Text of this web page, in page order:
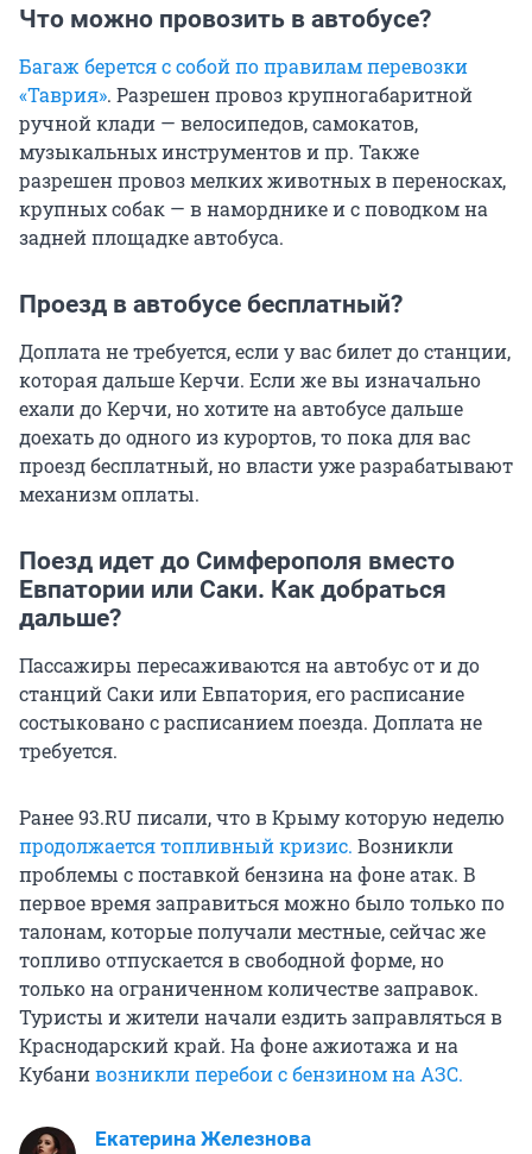
Что можно провозить в автобусе?
Багаж берется с собой по правилам перевозки
«Таврия». Разрешен провоз крупногабаритной
ручной клади — велосипедов, самокатов,
музыкальных инструментов и пр. Также
разрешен провоз мелких животных в переносках,
крупных собак — в наморднике и с поводком на
задней площадке автобуса.
Проезд в автобусе бесплатный?
Доплата не требуется, если у вас билет до станции,
которая дальше Керчи. Если же вы изначально
ехали до Керчи, но хотите на автобусе дальше
доехать до одного из курортов, то пока для вас
проезд бесплатный, но власти уже разрабатывают
механизм оплаты.
Поезд идет до Симферополя вместо
Евпатории или Саки. Как добраться
дальше?
Пассажиры пересаживаются на автобус от и до
станций Саки или Евпатория, его расписание
состыковано с расписанием поезда. Доплата не
требуется.
Ранее 93.RU писали, что в Крыму которую неделю
продолжается топливный кризис. Возникли
проблемы с поставкой бензина на фоне атак. В
первое время заправиться можно было только по
талонам, которые получали местные, сейчас же
топливо отпускается в свободной форме, но
только на ограниченном количестве заправок.
Туристы и жители начали ездить заправляться в
Краснодарский край. На фоне ажиотажа и на
Кубанивозникли перебои с бензином на АЗС.
Екатерина Железнова